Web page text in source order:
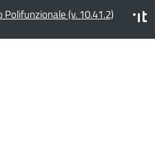
(v. 10.41.2)